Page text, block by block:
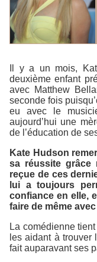
Il y a un mois,
deuxième enfant
avec Matthew
seconde fois
eu avec le
aujourd’hui une
de l’éducation de
Kate Hudson
sa réussite grâce
reçue de ces
lui a toujours
confiance en elle,
faire de même
La comédienne
les aidant à trouver
fait auparavant ses